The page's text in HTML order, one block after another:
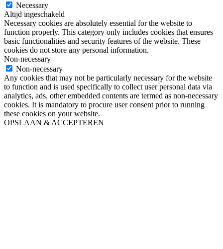
Necessary
Altijd ingeschakeld
Necessary cookies are absolutely essential for the website to
function properly. This category only includes cookies that ensures
basic functionalities and security features of the website. These
cookies do not store any personal information.
Non-necessary
Non-necessary
Any cookies that may not be particularly necessary for the website
to function and is used specifically to collect user personal data via
analytics, ads, other embedded contents are termed as non-necessary
cookies. It is mandatory to procure user consent prior to running
these cookies on your website.
OPSLAAN & ACCEPTEREN